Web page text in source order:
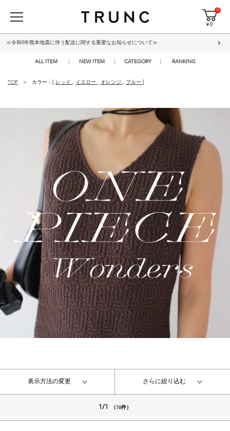
0
¥ 0
≪令和8年熊本地震に伴う配送に関する重要なお知らせについて≫
ALL ITEM NEW ITEM CATEGORY RANKING
TOP カラー：[ レッド , イエロー , オレンジ , ブルー
表示方法の変更 さらに絞り込む
1/1 （16件）